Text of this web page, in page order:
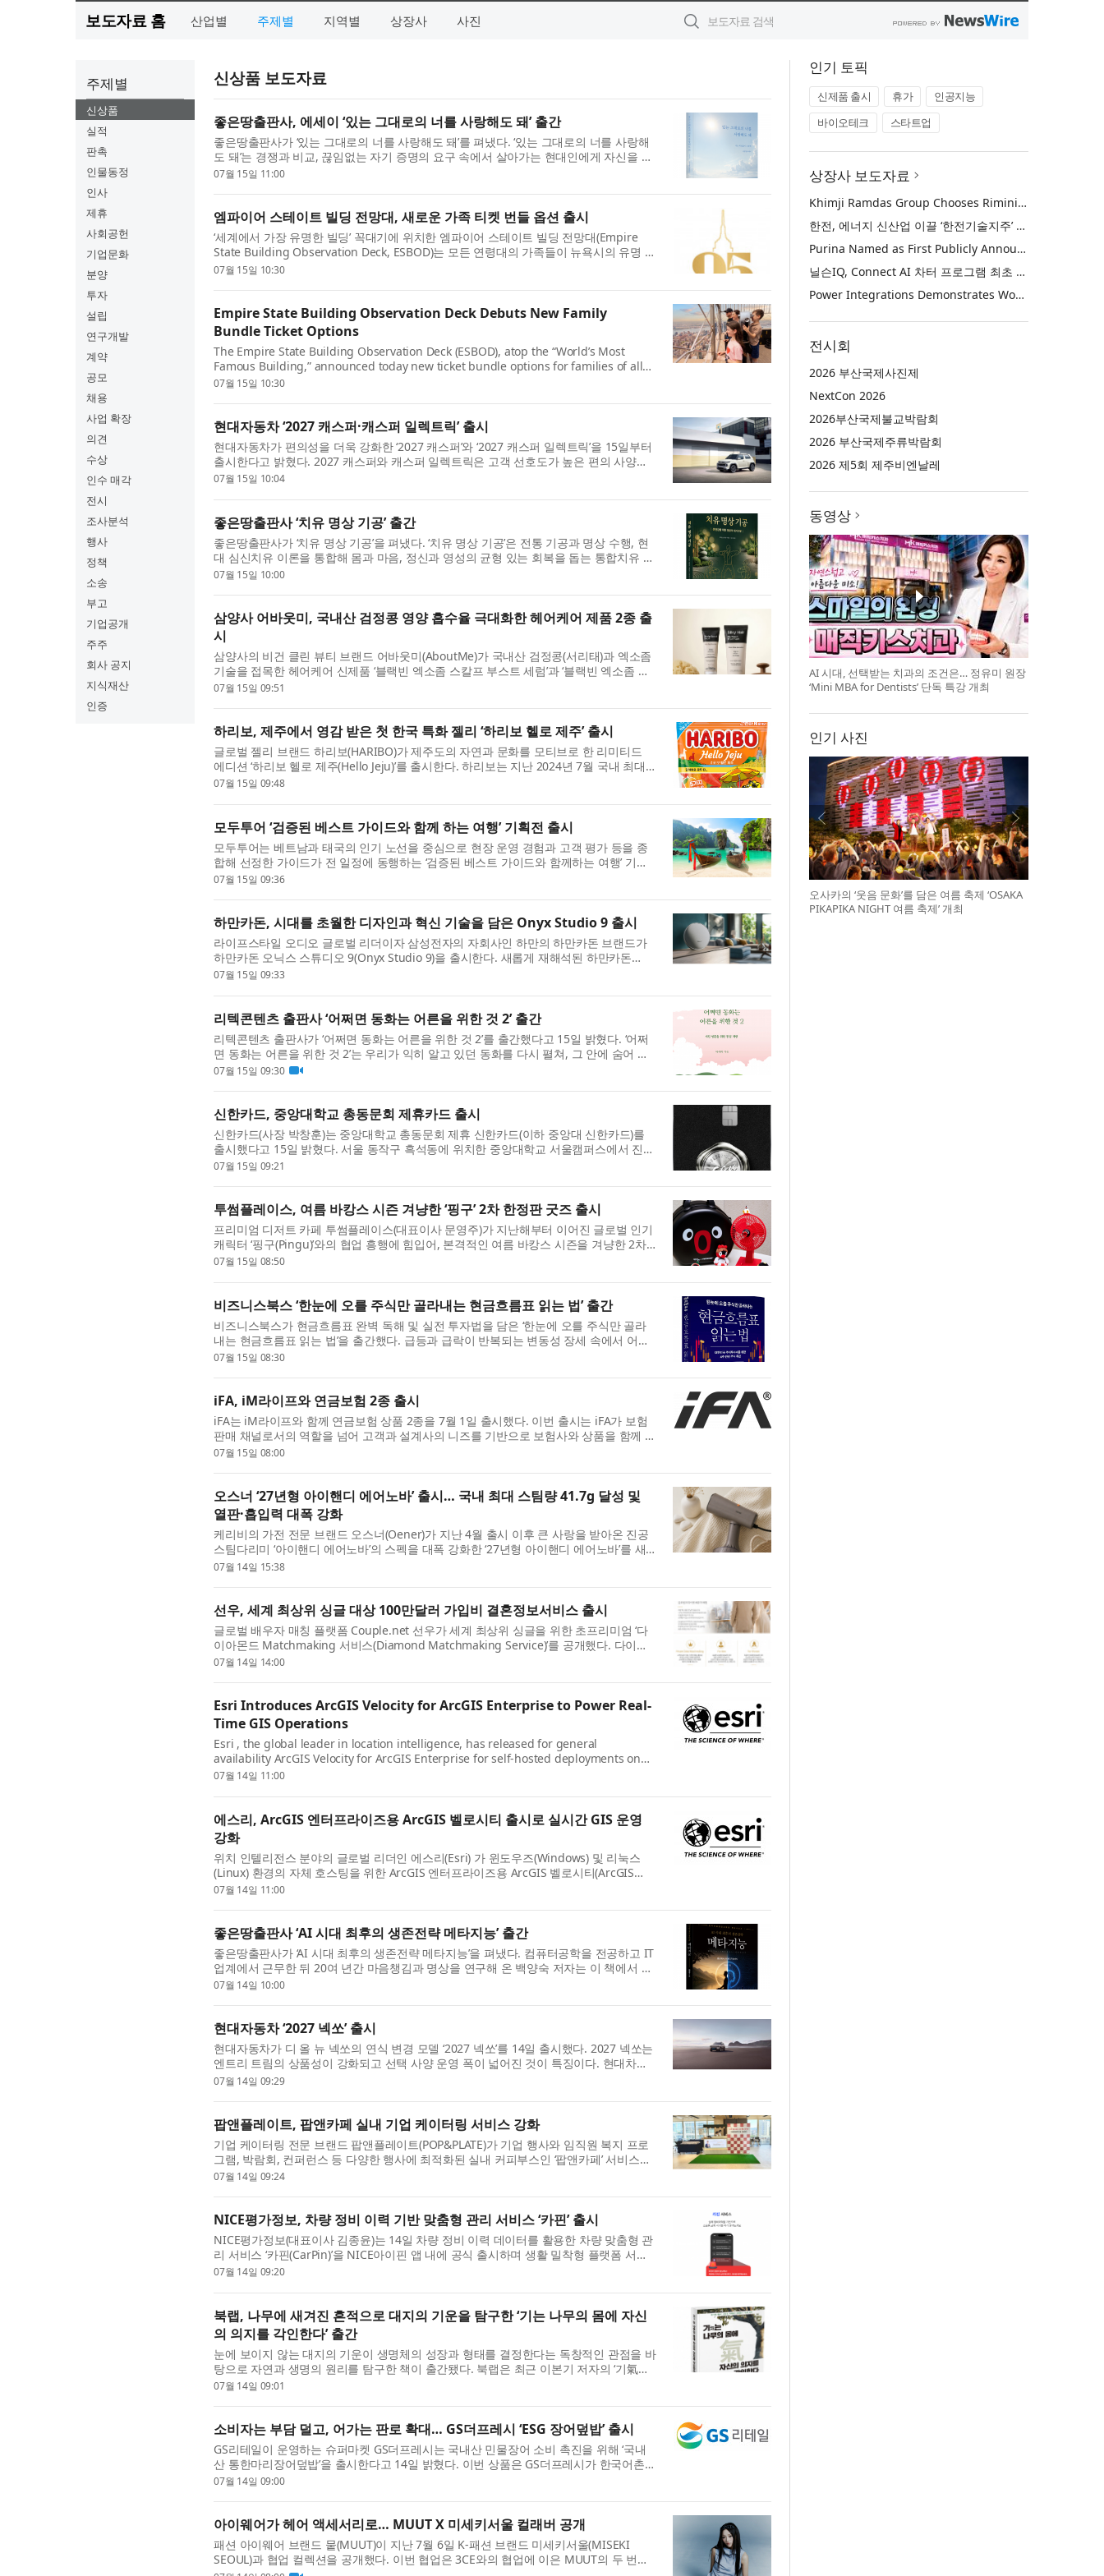
보도자료 홈 산업별 주제별 지역별 상장사 사진
주제별
신상품
실적
판촉
인물동정
인사
제휴
사회공헌
기업문화
분양
투자
설립
연구개발
계약
공모
채용
사업 확장
의견
수상
인수 매각
전시
조사분석
행사
정책
소송
부고
기업공개
주주
회사 공지
지식재산
인증
신상품 보도자료
좋은땅출판사, 에세이 ‘있는 그대로의 너를 사랑해도 돼’ 출간
좋은땅출판사가 ‘있는 그대로의 너를 사랑해도 돼’를 펴냈다. ‘있는 그대로의 너를 사랑해
도 돼’는 경쟁과 비교, 끊임없는 자기 증명의 요구 속에서 살아가는 현대인에게 자신을 있
는 그대로 받아들이는 시선을 전하는 책이다. 더 나아가 성취와 결과가 아닌 존재 자...
07월 15일 11:00
엠파이어 스테이트 빌딩 전망대, 새로운 가족 티켓 번들 옵션 출시
‘세계에서 가장 유명한 빌딩’ 꼭대기에 위치한 엠파이어 스테이트 빌딩 전망대(Empire
State Building Observation Deck, ESBOD)는 모든 연령대의 가족들이 뉴욕시의 유명 랜
드마크를 방문할 때 비용을 절약할 수 있는 새로운 티켓 번들 옵션을 발표했다. 새로운
07월 15일 10:30
Empire State Building Observation Deck Debuts New Family
Bundle Ticket Options
The Empire State Building Observation Deck (ESBOD), atop the “World’s Most
Famous Building,” announced today new ticket bundle options for families of all
ages to save on their visit to the famed New York City landmark. Groups of four
07월 15일 10:30
현대자동차 ‘2027 캐스퍼·캐스퍼 일렉트릭’ 출시
현대자동차가 편의성을 더욱 강화한 ‘2027 캐스퍼’와 ‘2027 캐스퍼 일렉트릭’을 15일부터
출시한다고 밝혔다. 2027 캐스퍼와 캐스퍼 일렉트릭은 고객 선호도가 높은 편의 사양을
트림별로 기본화해 전반적인 상품성을 강화한 것이 특징이다. 현대차는 2027 캐스퍼의
07월 15일 10:04
좋은땅출판사 ‘치유 명상 기공’ 출간
좋은땅출판사가 ‘치유 명상 기공’을 펴냈다. ‘치유 명상 기공’은 전통 기공과 명상 수행, 현
대 심신치유 이론을 통합해 몸과 마음, 정신과 영성의 균형 있는 회복을 돕는 통합치유 실
천서다. 수십 년간의 수행과 연구, 교육 현장에서 축적한 경험을 바탕으로 개발된...
07월 15일 10:00
삼양사 어바웃미, 국내산 검정콩 영양 흡수율 극대화한 헤어케어 제품 2종 출
시
삼양사의 비건 클린 뷰티 브랜드 어바웃미(AboutMe)가 국내산 검정콩(서리태)과 엑소좀
기술을 접목한 헤어케어 신제품 ‘블랙빈 엑소좀 스칼프 부스트 세럼’과 ‘블랙빈 엑소좀 실
키 헤어 노워시 트리트먼트’ 2종을 출시했다고 15일 밝혔다. 최근 헤어케어 시장은 단...
07월 15일 09:51
하리보, 제주에서 영감 받은 첫 한국 특화 젤리 ‘하리보 헬로 제주’ 출시
글로벌 젤리 브랜드 하리보(HARIBO)가 제주도의 자연과 문화를 모티브로 한 리미티드
에디션 ‘하리보 헬로 제주(Hello Jeju)’를 출시한다. 하리보는 지난 2024년 7월 국내 최대
규모의 브랜드 미디어 전시 ‘하리보 해피월드 인 제주’를 개관했다. 이번 신제품은 하리...
07월 15일 09:48
모두투어 ‘검증된 베스트 가이드와 함께 하는 여행’ 기획전 출시
모두투어는 베트남과 태국의 인기 노선을 중심으로 현장 운영 경험과 고객 평가 등을 종
합해 선정한 가이드가 전 일정에 동행하는 ‘검증된 베스트 가이드와 함께하는 여행’ 기획
전을 출시했다고 15일 밝혔다. 패키지여행에서 가이드는 현지 일정 진행뿐 아니라 여행...
07월 15일 09:36
하만카돈, 시대를 초월한 디자인과 혁신 기술을 담은 Onyx Studio 9 출시
라이프스타일 오디오 글로벌 리더이자 삼성전자의 자회사인 하만의 하만카돈 브랜드가
하만카돈 오닉스 스튜디오 9(Onyx Studio 9)을 출시한다. 새롭게 재해석된 하만카돈
Onyx Studio 9은 이전 모델의 상징적인 실루엣을 계승하면서도 세련된 디자인을 자랑하
07월 15일 09:33
리텍콘텐츠 출판사 ‘어쩌면 동화는 어른을 위한 것 2’ 출간
리텍콘텐츠 출판사가 ‘어쩌면 동화는 어른을 위한 것 2’를 출간했다고 15일 밝혔다. ‘어쩌
면 동화는 어른을 위한 것 2’는 우리가 익히 알고 있던 동화를 다시 펼쳐, 그 안에 숨어 있
던 어른의 질문들을 길어 올리는 책이다. 책은 사랑은 무엇으로 증명되는지, 용기는...
07월 15일 09:30
신한카드, 중앙대학교 총동문회 제휴카드 출시
신한카드(사장 박창훈)는 중앙대학교 총동문회 제휴 신한카드(이하 중앙대 신한카드)를
출시했다고 15일 밝혔다. 서울 동작구 흑석동에 위치한 중앙대학교 서울캠퍼스에서 진행
된 출시 기념식에는 김부섭 중앙대학교 총동문회장, 박세현 중앙대학교 총장, 진옥동
07월 15일 09:21
투썸플레이스, 여름 바캉스 시즌 겨냥한 ‘핑구’ 2차 한정판 굿즈 출시
프리미엄 디저트 카페 투썸플레이스(대표이사 문영주)가 지난해부터 이어진 글로벌 인기
캐릭터 ‘핑구(Pingu)’와의 협업 흥행에 힘입어, 본격적인 여름 바캉스 시즌을 겨냥한 2차
한정판 굿즈 라인업을 새롭게 선보인다. 최근 Z세대를 중심으로 귀여운 캐릭터에 대한...
07월 15일 08:50
비즈니스북스 ‘한눈에 오를 주식만 골라내는 현금흐름표 읽는 법’ 출간
비즈니스북스가 현금흐름표 완벽 독해 및 실전 투자법을 담은 ‘한눈에 오를 주식만 골라
내는 현금흐름표 읽는 법’을 출간했다. 급등과 급락이 반복되는 변동성 장세 속에서 어떤
기업은 크게 오르고, 어떤 기업은 기대와 달리 무너진다. 같은 시장에 투자했는데도 수...
07월 15일 08:30
iFA, iM라이프와 연금보험 2종 출시
iFA는 iM라이프와 함께 연금보험 상품 2종을 7월 1일 출시했다. 이번 출시는 iFA가 보험
판매 채널로서의 역할을 넘어 고객과 설계사의 니즈를 기반으로 보험사와 상품을 함께 기
획하고 선보였다는 점에서 의미가 크다. 특히 AI 기반 보험 솔루션을 지속적으로 고도...
07월 15일 08:00
오스너 ‘27년형 아이핸디 에어노바’ 출시… 국내 최대 스팀량 41.7g 달성 및
열판·흡입력 대폭 강화
케리비의 가전 전문 브랜드 오스너(Oener)가 지난 4월 출시 이후 큰 사랑을 받아온 진공
스팀다리미 ‘아이핸디 에어노바’의 스펙을 대폭 강화한 ‘27년형 아이핸디 에어노바’를 새
롭게 선보이며 시장 굳히기에 나섰다. 최근 가전 시장에 다양한 진공스팀다리미 제품들...
07월 14일 15:38
선우, 세계 최상위 싱글 대상 100만달러 가입비 결혼정보서비스 출시
글로벌 배우자 매칭 플랫폼 Couple.net 선우가 세계 최상위 싱글을 위한 초프리미엄 ‘다
이아몬드 Matchmaking 서비스(Diamond Matchmaking Service)’를 공개했다. 다이아
몬드 Matchmaking 서비스는 단순히 많은 사람을 소개하는 서비스가 아니다. 회원 한 사
07월 14일 14:00
Esri Introduces ArcGIS Velocity for ArcGIS Enterprise to Power Real-
Time GIS Operations
Esri , the global leader in location intelligence, has released for general
availability ArcGIS Velocity for ArcGIS Enterprise for self-hosted deployments on
Windows and Linux. This enables organizations to leverage Velocity from secure
07월 14일 11:00
에스리, ArcGIS 엔터프라이즈용 ArcGIS 벨로시티 출시로 실시간 GIS 운영
강화
위치 인텔리전스 분야의 글로벌 리더인 에스리(Esri) 가 윈도우즈(Windows) 및 리눅스
(Linux) 환경의 자체 호스팅을 위한 ArcGIS 엔터프라이즈용 ArcGIS 벨로시티(ArcGIS
Velocity for ArcGIS Enterprise)의 일반 공급을 발표했다. 이는 조직이 보안이 강화된 온
07월 14일 11:00
좋은땅출판사 ‘AI 시대 최후의 생존전략 메타지능’ 출간
좋은땅출판사가 ‘AI 시대 최후의 생존전략 메타지능’을 펴냈다. 컴퓨터공학을 전공하고 IT
업계에서 근무한 뒤 20여 년간 마음챙김과 명상을 연구해 온 백양숙 저자는 이 책에서 AI
시대 인간이 갖춰야 할 핵심 역량으로 ‘메타지능(Meta-Intelligence)’을 제시한다. ...
07월 14일 10:00
현대자동차 ‘2027 넥쏘’ 출시
현대자동차가 디 올 뉴 넥쏘의 연식 변경 모델 ‘2027 넥쏘’를 14일 출시했다. 2027 넥쏘는
엔트리 트림의 상품성이 강화되고 선택 사양 운영 폭이 넓어진 것이 특징이다. 현대차는
2027 넥쏘의 엔트리 트림인 모던부터 100W USB 충전 케이블을 기본 제공하고 기존 익...
07월 14일 09:29
팝앤플레이트, 팝앤카페 실내 기업 케이터링 서비스 강화
기업 케이터링 전문 브랜드 팝앤플레이트(POP&PLATE)가 기업 행사와 임직원 복지 프로
그램, 박람회, 컨퍼런스 등 다양한 행사에 최적화된 실내 커피부스인 ‘팝앤카페’ 서비스를
선보이며 기업 맞춤형 케이터링 시장에서 주목받고 있다. 최근 기업들은 단순한 음료
07월 14일 09:24
NICE평가정보, 차량 정비 이력 기반 맞춤형 관리 서비스 ‘카핀’ 출시
NICE평가정보(대표이사 김종윤)는 14일 차량 정비 이력 데이터를 활용한 차량 맞춤형 관
리 서비스 ‘카핀(CarPin)’을 NICE아이핀 앱 내에 공식 출시하며 생활 밀착형 플랫폼 서비
스 영역을 확장한다고 밝혔다. 카핀은 이용자의 차량 정보와 실제 정비 이력 데이터를 ...
07월 14일 09:20
북랩, 나무에 새겨진 흔적으로 대지의 기운을 탐구한 ‘기는 나무의 몸에 자신
의 의지를 각인한다’ 출간
눈에 보이지 않는 대지의 기운이 생명체의 성장과 형태를 결정한다는 독창적인 관점을 바
탕으로 자연과 생명의 원리를 탐구한 책이 출간됐다. 북랩은 최근 이본기 저자의 ‘기氣는
나무의 몸에 자신의 의지를 각인한다’를 펴냈다. 이 책은 나무의 성장 형태와 생태를 ...
07월 14일 09:01
소비자는 부담 덜고, 어가는 판로 확대… GS더프레시 ‘ESG 장어덮밥’ 출시
GS리테일이 운영하는 슈퍼마켓 GS더프레시는 국내산 민물장어 소비 촉진을 위해 ‘국내
산 통한마리장어덮밥’을 출시한다고 14일 밝혔다. 이번 상품은 GS더프레시가 한국어촌어
항공단, 해양수산부와 함께 추진하는 ‘Co:어촌 프로젝트’ 일환으로 기획됐다. Co:어촌 프
07월 14일 09:00
아이웨어가 헤어 액세서리로… MUUT X 미세키서울 컬래버 공개
패션 아이웨어 브랜드 뭍(MUUT)이 지난 7월 6일 K-패션 브랜드 미세키서울(MISEKI
SEOUL)과 협업 컬렉션을 공개했다. 이번 협업은 3CE와의 협업에 이은 MUUT의 두 번째
인기 토픽
신제품 출시 휴가
인공지능
바이오테크
스타트업
상장사 보도자료
Khimji Ramdas Group Chooses Rimini Street to Reduce SAP Support Costs, Protect 700+ Customizations and Reinvest Savings in Innovation
한전, 에너지 신산업 이끌 ‘한전기술지주’ 공식 출범
Purina Named as First Publicly Announced NIQ ConnectAI Charter Client
닐슨IQ, Connect AI 차터 프로그램 최초 고객사 ‘퓨리나’ 선정
Power Integrations Demonstrates World’s First 2200 V GaN Technology for Next-Era High-Voltage Power Systems
전시회
2026 부산국제사진제
NextCon 2026
2026부산국제불교박람회
2026 부산국제주류박람회
2026 제5회 제주비엔날레
동영상
AI 시대, 선택받는 치과의 조건은… 정유미 원장
‘Mini MBA for Dentists’ 단독 특강 개최
인기 사진
오사카의 ‘웃음 문화’를 담은 여름 축제 ‘OSAKA
PIKAPIKA NIGHT 여름 축제’ 개최